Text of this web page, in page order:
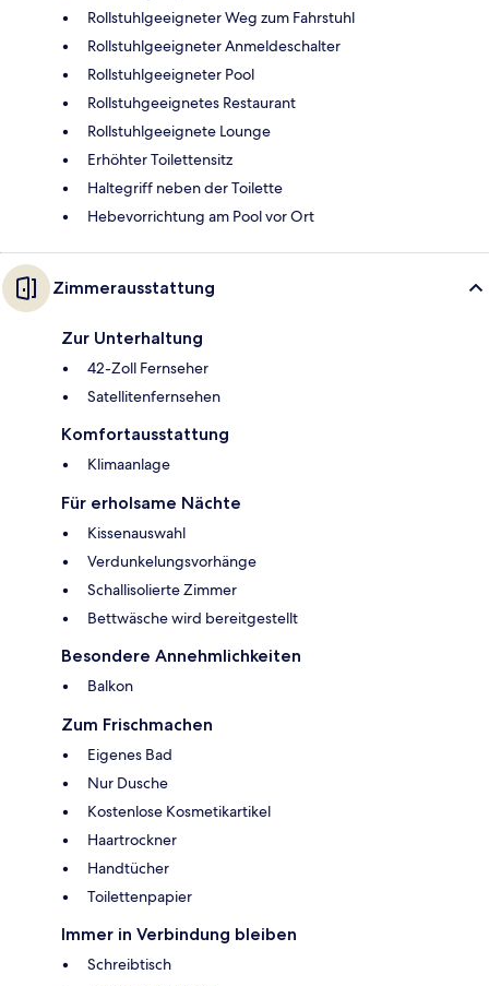
Rollstuhlgeeigneter Weg zum Fahrstuhl
Rollstuhlgeeigneter Anmeldeschalter
Rollstuhlgeeigneter Pool
Rollstuhgeeignetes Restaurant
Rollstuhlgeeignete Lounge
Erhöhter Toilettensitz
Haltegriff neben der Toilette
Hebevorrichtung am Pool vor Ort
Zimmerausstattung
Zur Unterhaltung
42-Zoll Fernseher
Satellitenfernsehen
Komfortausstattung
Klimaanlage
Für erholsame Nächte
Kissenauswahl
Verdunkelungsvorhänge
Schallisolierte Zimmer
Bettwäsche wird bereitgestellt
Besondere Annehmlichkeiten
Balkon
Zum Frischmachen
Eigenes Bad
Nur Dusche
Kostenlose Kosmetikartikel
Haartrockner
Handtücher
Toilettenpapier
Immer in Verbindung bleiben
Schreibtisch